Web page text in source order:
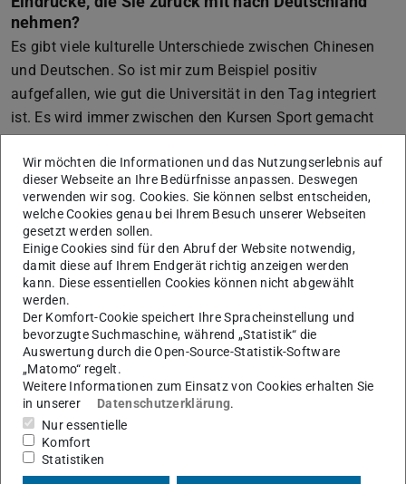
nehmen?
Es gibt viele kulturelle Unterschiede zwischen Chinesen
und Deutschen. So ist mir zum Beispiel positiv
aufgefallen, wie gut die Universität in den Tag integriert
ist. Es wird immer zwischen den Kursen Sport gemacht
Es wird auch viel in der Gemeinschaft unternommen so
wird z.B. bei Sonnenauf- oder Sonnenuntergang
gemeinsam auf öffentlichen Plätzen Sport gemacht.
Andererseits ist die durchschnittliche Lautstärke höher als
in Deutschland und ich war froh, ab und an abseits der
Menschenmassen zu sein. Es ist auch ganz normal auf
der Straße mit anderen Menschen zusammenzustoßen,
was ich in Deutschland so nicht gewohnt bin.
Was war ihr persönlicher Beweggrund, sich für das
Auslandsstudium zu entscheiden?
Meine Hauptgründe waren:
- die Sprache zu erlernen
- die Kultur kennenzulernen
Wir möchten die Informationen und das Nutzungserlebnis auf
dieser Webseite an Ihre Bedürfnisse anpassen. Deswegen
verwenden wir sog. Cookies. Sie können selbst entscheiden,
welche Cookies genau bei Ihrem Besuch unserer Webseiten
gesetzt werden sollen.
Einige Cookies sind für den Abruf der Website notwendig,
damit diese auf Ihrem Endgerät richtig anzeigen werden
kann. Diese essentiellen Cookies können nicht abgewählt
werden.
Der Komfort-Cookie speichert Ihre Spracheinstellung und
bevorzugte Suchmaschine, während „Statistik“ die
Auswertung durch die Open-Source-Statistik-Software
„Matomo“ regelt.
Weitere Informationen zum Einsatz von Cookies erhalten Sie
in unserer
Datenschutzerklärung.
Nur essentielle
Komfort
Statistiken